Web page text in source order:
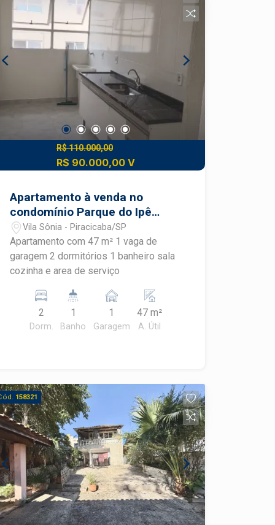
Recuo para vários veículos; - Rua larga
e ótimo ponto para manobra de
caminhões - Excelente acabamento.
R$ 110.000,00
R$ 90.000,00 V
Apartamento à venda no
condomínio Parque do Ipê
Branco
Vila Sônia - Piracicaba/SP
Apartamento com 47 m² 1 vaga de
garagem 2 dormitórios 1 banheiro sala
cozinha e area de serviço
2
Dorm.
1
Banho
1
Garagem
47 m²
A. Útil
158321